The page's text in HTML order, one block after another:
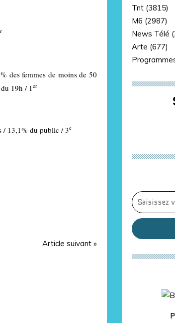
des femmes de moins de 50
19h / 1er
/ 13,1% du public / 3e
Article suivant »
Tnt (3815)
M6 (2987)
News Télé
Arte (677)